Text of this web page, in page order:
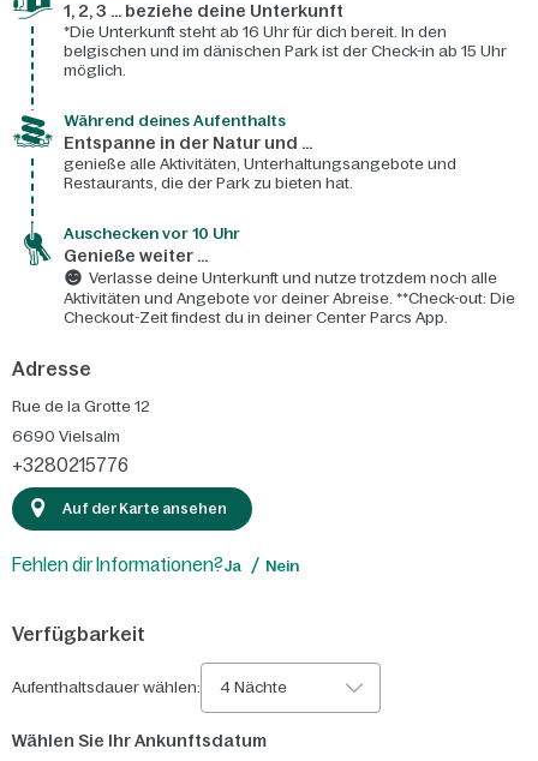
1, 2, 3 ... beziehe deine Unterkunft
*Die Unterkunft steht ab 16 Uhr für dich bereit. In den
belgischen und im dänischen Park ist der Check-in ab 15 Uhr
möglich.
Während deines Aufenthalts
Entspanne in der Natur und ...
genieße alle Aktivitäten, Unterhaltungsangebote und
Restaurants, die der Park zu bieten hat.
Auschecken vor 10 Uhr
Genieße weiter ...
Verlasse deine Unterkunft und nutze trotzdem noch alle
Aktivitäten und Angebote vor deiner Abreise. **Check-out: Die
Checkout-Zeit findest du in deiner Center Parcs App.
Adresse
Rue de la Grotte 12
6690 Vielsalm
+3280215776
Auf der Karte ansehen
Fehlen dir Informationen?Ja Nein
Verfügbarkeit
Aufenthaltsdauer wählen: 4 Nächte
Wählen Sie Ihr Ankunftsdatum